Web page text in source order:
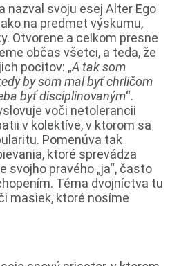
nazval svoju esej Alter Ego
na predmet výskumu,
Otvorene a celkom presne
občas všetci, a teda, že
pocitov: „A tak som
by som mal byť chrličom
byť disciplinovaným“.
voči netolerancii
v kolektíve, v ktorom sa
Pomenúva tak
ktoré sprevádza
svojho pravého „ja“, často
Téma dvojníctva tu
masiek, ktoré nosíme